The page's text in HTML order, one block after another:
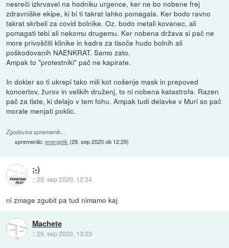
nesreči izkrvavel na hodniku urgence, ker ne bo nobene frej
zdravniške ekipe, ki bi ti takrat lahko pomagala. Ker bodo ravno
takrat skrbeli za covid bolnike. Oz. bodo metali kovanec, ali
pomagati tebi ali nekomu drugemu. Ker nobena država si pač ne
more privoščiti klinike in kadra za tisoče hudo bolnih ali
poškodovanih NAENKRAT. Samo zato.
Ampak to "protestniki" pač ne kapirate.
In dokler so ti ukrepi tako mili kot nošenje mask in prepoved
koncertov, žurov in velikih druženj, to ni nobena katastrofa. Razen
pač za tiste, ki delajo v tem fohu. Ampak tudi delavke v Muri so pač
morale menjati poklic.
Zgodovina sprememb…
spremenilo:energetik(29. sep 2020 ob 12:29)
;-)
::29. sep 2020, 12:34
ni zmage zgubit pa tud nimamo kaj
Machete
::29. sep 2020, 13:03